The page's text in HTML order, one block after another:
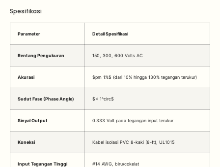
Spesifikasi
Parameter Detail Spesifikasi
Rentang Pengukuran 150, 300, 600 Volts AC
Akurasi $pm 1%$ (dari 10% hingga 130% tegangan terukur)
Sudut Fase (Phase Angle) $< 1^circ$
Sinyal Output 0.333 Volt pada tegangan input terukur
Koneksi Kabel isolasi PVC 8-kaki (8-ft), UL1015
Input Tegangan Tinggi #14 AWG, biru/cokelat